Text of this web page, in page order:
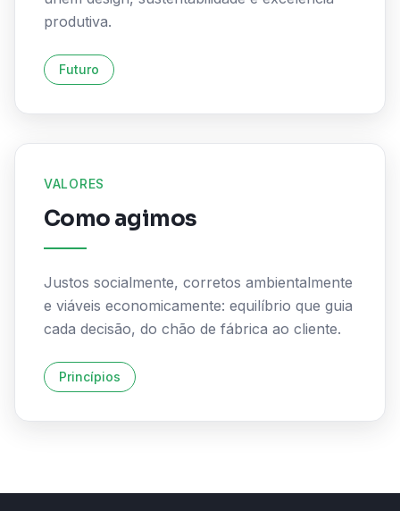
produtiva.
Futuro
VALORES
Como agimos
Justos socialmente, corretos ambientalmente
e viáveis economicamente: equilíbrio que guia
cada decisão, do chão de fábrica ao cliente.
Princípios